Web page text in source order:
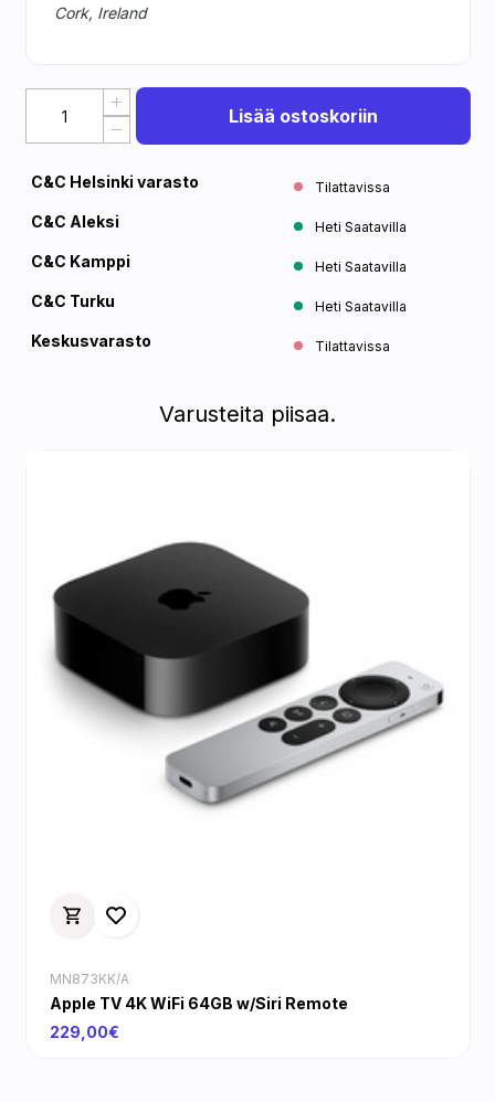
Cork, Ireland
Lisää ostoskoriin
C&C Helsinki varasto Tilattavissa
C&C Aleksi Heti Saatavilla
C&C Kamppi Heti Saatavilla
C&C Turku Heti Saatavilla
Keskusvarasto Tilattavissa
Varusteita piisaa.
MN873KK/A
Apple TV 4K WiFi 64GB w/Siri Remote
229,00€